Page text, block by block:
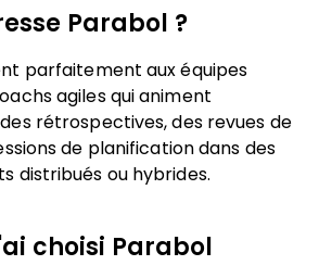
Parabol ?
parfaitement aux équipes
agiles qui animent
rétrospectives, des revues de
de planification dans des
distribués ou hybrides.
choisi Parabol